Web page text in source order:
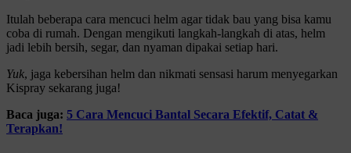
Itulah beberapa cara mencuci helm agar tidak bau yang bisa kamu
coba di rumah. Dengan mengikuti langkah-langkah di atas, helm
jadi lebih bersih, segar, dan nyaman dipakai setiap hari.
Yuk, jaga kebersihan helm dan nikmati sensasi harum menyegarkan
Kispray sekarang juga!
Baca juga: 5 Cara Mencuci Bantal Secara Efektif, Catat &
Terapkan!